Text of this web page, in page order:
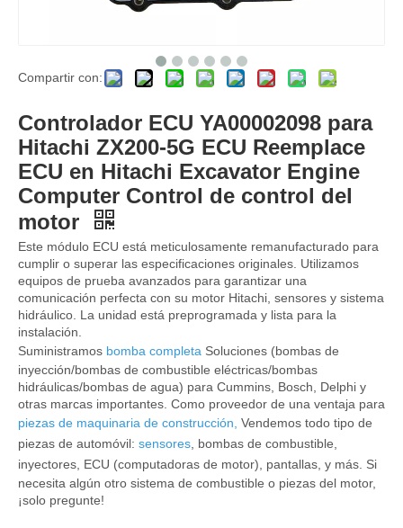
Piezas de repuesto excavadoras 326-4635 3264635 C6.4 3264635 MOTOR 320D C4.2 C4.4 C6.6 Bomba de combustible 326-4635 3264635 C6.4 3264635 Para partes hidráulicas de cataterpilares de combustible de combustible hidráulico Factory Factory Factory Factory Factory Factory Factory Factory
Compartir con:
Controlador ECU YA00002098 para
Hitachi ZX200-5G ECU Reemplace
ECU en Hitachi Excavator Engine
Computer Control de control del
motor
Este módulo ECU está meticulosamente remanufacturado para
cumplir o superar las especificaciones originales. Utilizamos
equipos de prueba avanzados para garantizar una
comunicación perfecta con su motor Hitachi, sensores y sistema
hidráulico. La unidad está preprogramada y lista para la
instalación.
Suministramos bomba completa Soluciones (bombas de
inyección/bombas de combustible eléctricas/bombas
hidráulicas/bombas de agua) para Cummins, Bosch, Delphi y
otras marcas importantes. Como proveedor de una ventaja para
piezas de maquinaria de construcción Vendemos todo tipo de
piezas de automóvil: sensores , bombas de combustible,
inyectores, ECU (computadoras de motor) , pantallas, y más. Si
necesita algún otro sistema de combustible o piezas del motor,
¡solo pregunte!